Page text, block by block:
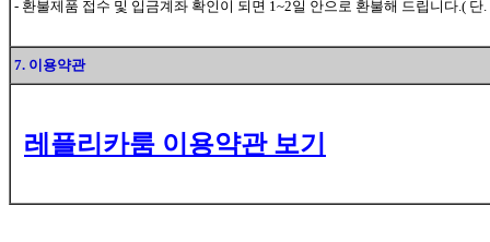
- 환불제품 접수 및 입금계좌 확인이 되면 1~2일 안으로 환불해 드립니다.(
7. 이용약관
레플리카룸 이용약관 보기